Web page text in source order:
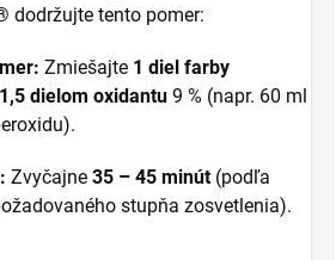
dodržujte tento pomer:
Zmiešajte 1 diel farby
1,5 dielom oxidantu 9 % (napr. 60 ml
Zvyčajne 35 – 45 minút(podľa
stupňa zosvetlenia).